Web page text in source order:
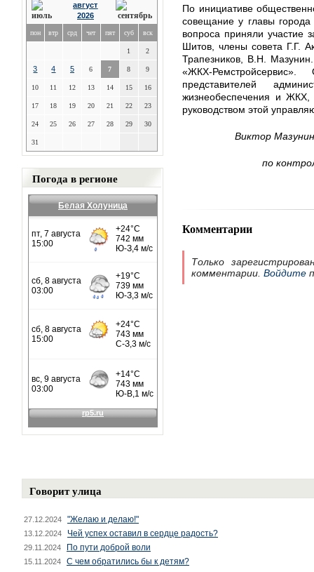
август
2026
пон втр срд чет пят суб вск
1 2
3 4 5 6 7 8 9
10 11 12 13 14 15 16
17 18 19 20 21 22 23
24 25 26 27 28 29 30
31
Погода в регионе
Белая Холуница
По инициативе
совещание у главы
вопроса приняли участие
Шитов, члены совета Г.Г.
Трапезников, В.Н.
«ЖКХ-
представителей
жизнеобеспечения и
руководством этой
Виктор
по
Комментарии
Только
комментарии. Войдите
Говорит улица
27.12.2024 "Желаю и делаю!"
13.12.2024 Чей успех оставил в сердце радость?
29.11.2024 По пути доброй воли
15.11.2024 С чем обратились бы к детям?